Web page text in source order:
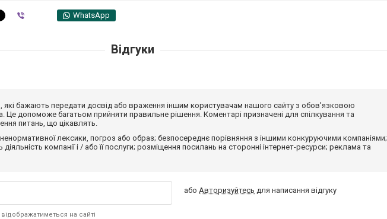
WhatsApp
Відгуки
які бажають передати досвід або враження іншим користувачам нашого сайту з обов'язковою
Це допоможе багатьом прийняти правильне рішення. Коментарі призначені для спілкування та
питань, що цікавлять.
лексики, погроз або образ; безпосереднє порівняння з іншими конкуруючими компаніями;
компанії і / або її послуги; розміщення посилань на сторонні інтернет-ресурси; реклама та
на сайті
абоАвторизуйтесь для написання відгуку